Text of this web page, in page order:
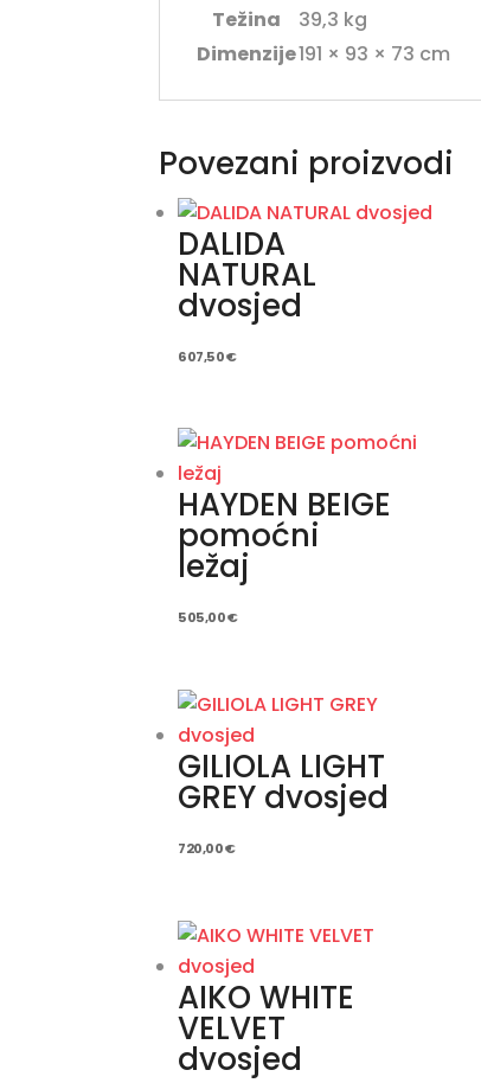
Težina
39,3 kg
Dimenzije191 × 93 × 73 cm
Povezani proizvodi
DALIDA
NATURAL
dvosjed
607,50€
HAYDEN BEIGE
pomoćni
ležaj
505,00€
GILIOLA LIGHT
GREY dvosjed
720,00€
AIKO WHITE
VELVET
dvosjed